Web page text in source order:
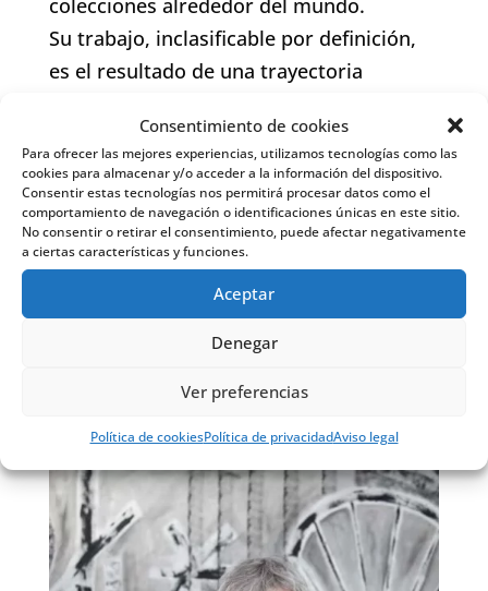
Consentimiento de cookies
Para ofrecer las mejores experiencias, utilizamos tecnologías como las
cookies para almacenar y/o acceder a la información del dispositivo.
Consentir estas tecnologías nos permitirá procesar datos como el
comportamiento de navegación o identificaciones únicas en este sitio.
No consentir o retirar el consentimiento, puede afectar negativamente
a ciertas características y funciones.
Aceptar
Denegar
Ver preferencias
Política de cookiesPolítica de privacidadAviso legal
Su obra se encuentra en diferentes
colecciones alrededor del mundo.
es el resultado de una trayectoria
personal y artística en la que lo
pulsional, la investigación y el
descubrimiento son parte fundamental
Playlist de la expo
Website del artista
Apúntate a nuestra newsletter para estar
informado de nuestras noticias y
novedades, así como de nuevas
exposiciones y actividades de la Fundación
[H]ARTE.